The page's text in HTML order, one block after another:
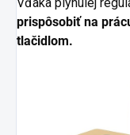
prispôsobiť na
tlačidlom.